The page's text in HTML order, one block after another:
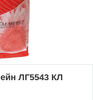
ЛГ5543 КЛ